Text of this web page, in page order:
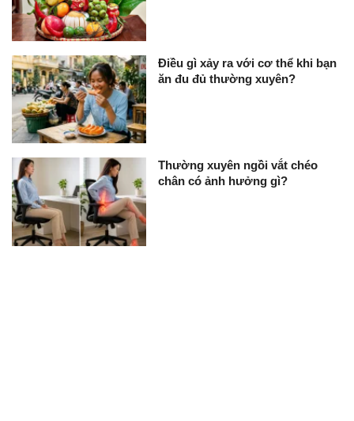
Điều gì xảy ra với cơ thể khi bạn
ăn đu đủ thường xuyên?
Thường xuyên ngồi vắt chéo
chân có ảnh hưởng gì?